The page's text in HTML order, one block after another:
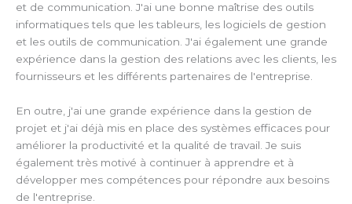
et de communication. J'ai une bonne maîtrise des outils
informatiques tels que les tableurs, les logiciels de gestion
et les outils de communication. J'ai également une grande
expérience dans la gestion des relations avec les clients, les
fournisseurs et les différents partenaires de l'entreprise.
En outre, j'ai une grande expérience dans la gestion de
projet et j'ai déjà mis en place des systèmes efficaces pour
améliorer la productivité et la qualité de travail. Je suis
également très motivé à continuer à apprendre et à
développer mes compétences pour répondre aux besoins
de l'entreprise.